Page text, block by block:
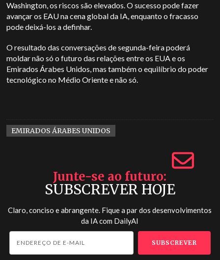
Washington, os riscos são elevados. O sucesso pode fazer
avançar os EAU na cena global da IA, enquanto o fracasso
pode deixá-los a definhar.
O resultado das conversações de segunda-feira poderá
moldar não só o futuro das relações entre os EUA e os
Emirados Árabes Unidos, mas também o equilíbrio do poder
tecnológico no Médio Oriente e não só.
EMIRADOS ÁRABES UNIDOS
Junte-se ao futuro
SUBSCREVER HOJE
Claro, conciso e abrangente. Fique a par dos desenvolvimentos
da IA com DailyAI